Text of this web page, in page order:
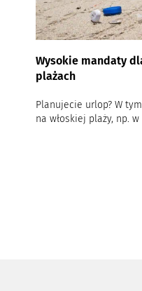
Wysokie mandaty
plażach
Planujecie urlop? W
na włoskiej plaży, np.